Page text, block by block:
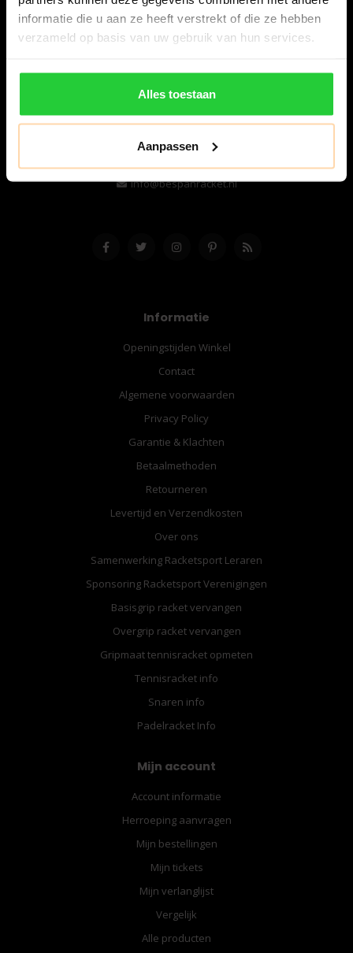
informatie die u aan ze heeft verstrekt of die ze hebben
verzameld op basis van uw gebruik van hun services.
Alles toestaan
Aanpassen
Bespanracket.nl is dé racketspecialist van Lelystad en
omstreken.
Snijdersstraat 6
8224 AA Lelystad
Nederland
06-57276080
info@bespanracket.nl
Informatie
Openingstijden Winkel
Contact
Algemene voorwaarden
Privacy Policy
Garantie & Klachten
Betaalmethoden
Retourneren
Levertijd en Verzendkosten
Over ons
Samenwerking Racketsport Leraren
Sponsoring Racketsport Verenigingen
Basisgrip racket vervangen
Overgrip racket vervangen
Gripmaat tennisracket opmeten
Tennisracket info
Snaren info
Padelracket Info
Mijn account
Account informatie
Herroeping aanvragen
Mijn bestellingen
Mijn tickets
Mijn verlanglijst
Vergelijk
Alle producten